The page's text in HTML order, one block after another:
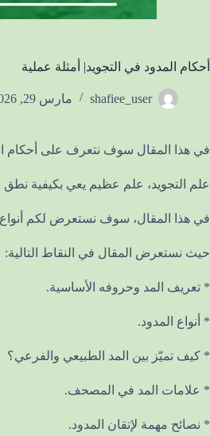
أحكام المدود في التجويد| أمثلة عملية
shafiee_user مارس 29, 2026
في هذا المقال سوف نتعرف على أحكام
علم التجويد، علم عظيم يعي بكيفية
في هذا المقال، سوف نستعرض لكم أنواع
حيث نستعرض المقال في النقاط التالية:
* تعريف المد وحروفه الأساسية.
* أنواع المدود.
* كيف تميّز بين المد الطبيعي والفرعي؟
* علامات المد في المصحف.
* نصائح مهمة لإتقان المدود.